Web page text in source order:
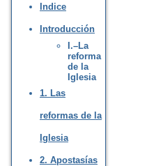
Indice
Introducción
I.–La
reforma
de la
Iglesia
1. Las
reformas de la
Iglesia
2. Apostasías